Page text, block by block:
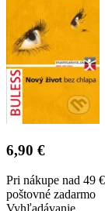
6,90 €
Pri nákupe nad 49 €
poštovné zadarmo